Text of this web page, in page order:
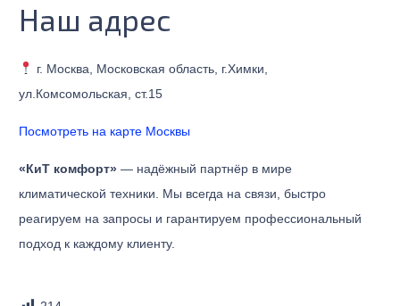
Наш адрес
г. Москва, Московская область, г.Химки,
ул.Комсомольская, ст.15
Посмотреть на карте Москвы
«КиТ комфорт» — надёжный партнёр в мире
климатической техники. Мы всегда на связи, быстро
реагируем на запросы и гарантируем профессиональный
подход к каждому клиенту.